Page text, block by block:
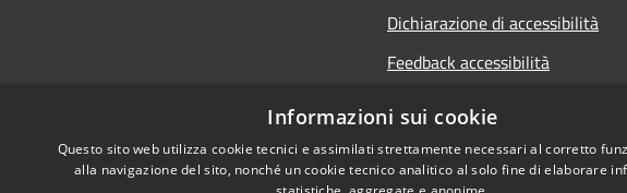
Dichiarazione di accessibilità
Feedback accessibilità
personali
Informazioni sui cookie
Questo sito web utilizza cookie tecnici e assimilati strettamente necessari al corretto
alla navigazione del sito, nonché un cookie tecnico analitico al solo fine di elaborare